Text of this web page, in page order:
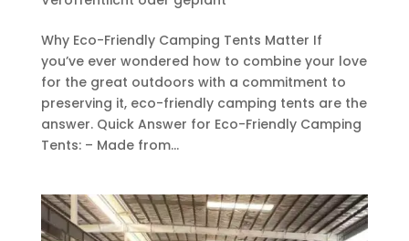
Why Eco-Friendly Camping Tents Matter If
you’ve ever wondered how to combine your love
for the great outdoors with a commitment to
preserving it, eco-friendly camping tents are the
answer. Quick Answer for Eco-Friendly Camping
Tents: – Made from...